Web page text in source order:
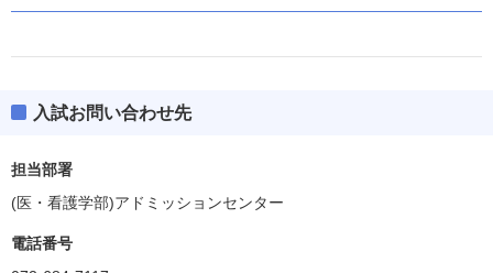
入試お問い合わせ先
担当部署
(医・看護学部)アドミッションセンター
電話番号